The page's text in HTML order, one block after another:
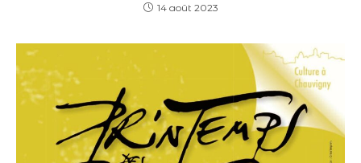
14 août 2023